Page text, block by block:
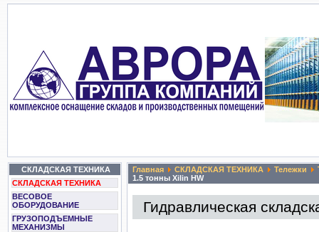
СКЛАДСКАЯ ТЕХНИКА
СКЛАДСКАЯ ТЕХНИКА
ВЕСОВОЕ
ОБОРУДОВАНИЕ
ГРУЗОПОДЪЕМНЫЕ
МЕХАНИЗМЫ
Главная СКЛАДСКАЯ ТЕХНИКА Тележки
1.5 тонны Xilin HW
Гидравлическая